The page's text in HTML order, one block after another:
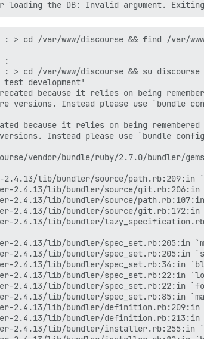
: > cd /var/www/discourse && find /var/
:
: > cd /var/www/discourse && su
development'
because it relies on being
versions. Instead please use `bundle
because it relies on being
Instead please use `bundle
vendor/bundle/ruby/2.7.0/bundler/
lib/bundler/source/path.rb:209:in
2.4.13/lib/bundler/source/git.rb:206:in
2.4.13/lib/bundler/source/
2.4.13/lib/bundler/source/git.rb:172:in
2.4.13/lib/bundler/
2.4.13/lib/bundler/spec_set.rb:205:in
2.4.13/lib/bundler/spec_set.rb:205:in
2.4.13/lib/bundler/spec_set.rb:34:in
2.4.13/lib/bundler/spec_set.rb:22:in
2.4.13/lib/bundler/spec_set.rb:22:in
2.4.13/lib/bundler/spec_set.rb:85:in
2.4.13/lib/bundler/definition.rb:209:in
2.4.13/lib/bundler/definition.rb:213:in
2.4.13/lib/bundler/installer.rb:255:in